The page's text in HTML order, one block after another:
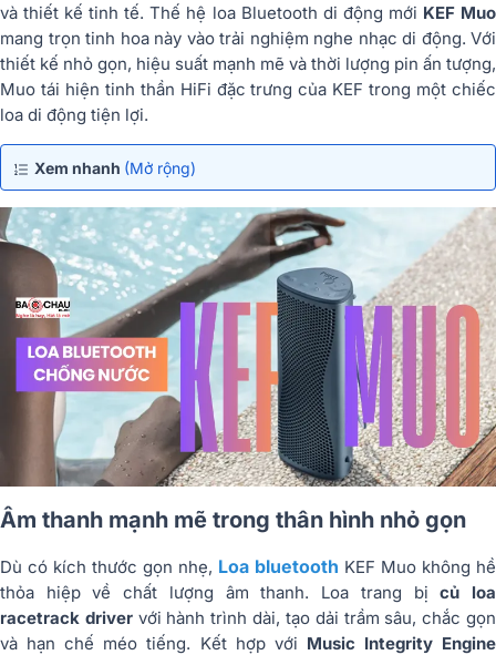
và thiết kế tinh tế. Thế hệ loa Bluetooth di động mới KEF Muo
mang trọn tinh hoa này vào trải nghiệm nghe nhạc di động. Với
thiết kế nhỏ gọn, hiệu suất mạnh mẽ và thời lượng pin ấn tượng,
Muo tái hiện tinh thần HiFi đặc trưng của KEF trong một chiếc
loa di động tiện lợi.
Xem nhanh (Mở rộng)
Âm thanh mạnh mẽ trong thân hình nhỏ gọn
Dù có kích thước gọn nhẹ, Loa bluetooth KEF Muo không hề
thỏa hiệp về chất lượng âm thanh. Loa trang bịcủ loa
racetrack drivervới hành trình dài, tạo dải trầm sâu, chắc gọn
và hạn chế méo tiếng. Kết hợp với Music Integrity Engine